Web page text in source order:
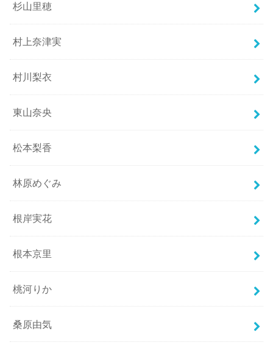
杉山里穂
村上奈津実
村川梨衣
東山奈央
松本梨香
林原めぐみ
根岸実花
根本京里
桃河りか
桑原由気